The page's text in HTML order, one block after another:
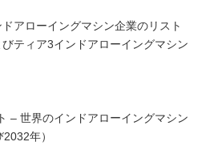
アローイングマシン企業のリスト
ティア3インドアローイングマシン
– 世界のインドアローイングマシン
年）